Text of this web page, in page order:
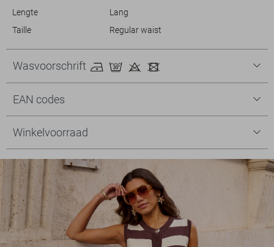
Lengte
Lang
Taille
Regular waist
Wasvoorschrift
EAN codes
Winkelvoorraad